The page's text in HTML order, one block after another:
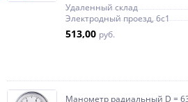
Удаленный склад
Электродный проезд, 6с1
513,00 руб.
Манометр радиальный D =